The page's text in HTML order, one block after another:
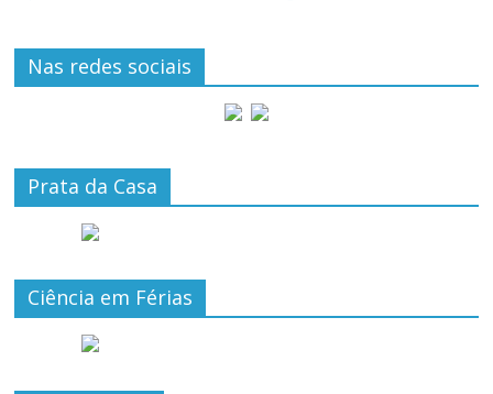
Nas redes sociais
Prata da Casa
Ciência em Férias